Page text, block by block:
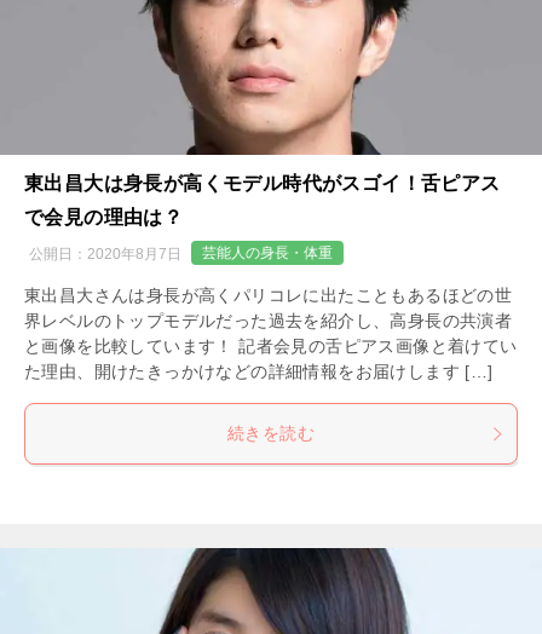
東出昌大は身長が高くモデル時代がスゴイ！舌ピアス
で会見の理由は？
公開日： 2020年8月7日 芸能人の身長・体重
東出昌大さんは身長が高くパリコレに出たこともあるほどの世
界レベルのトップモデルだった過去を紹介し、高身長の共演者
と画像を比較しています！ 記者会見の舌ピアス画像と着けてい
た理由、開けたきっかけなどの詳細情報をお届けします […]
続きを読む